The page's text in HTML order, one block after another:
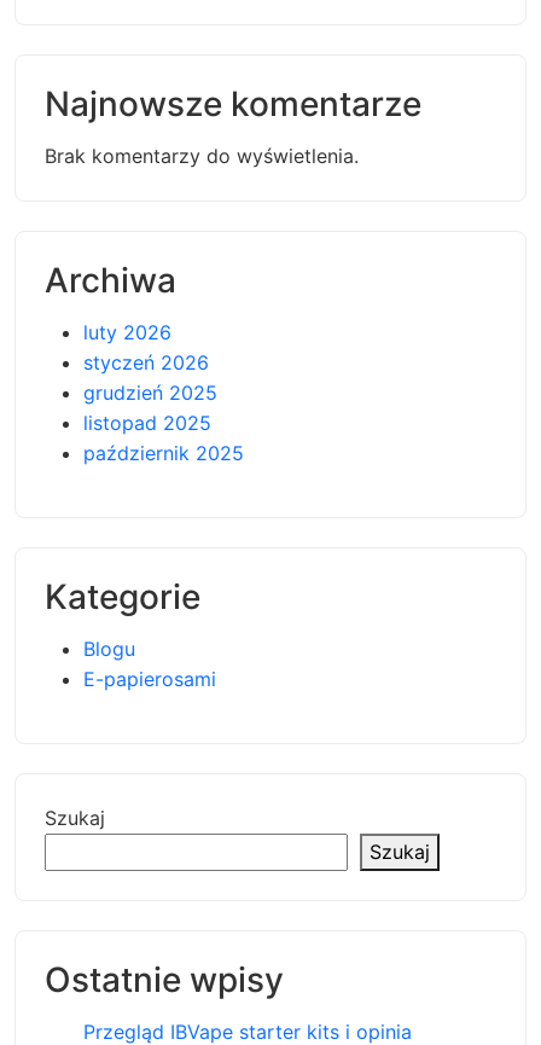
Najnowsze komentarze
Brak komentarzy do wyświetlenia.
Archiwa
luty 2026
styczeń 2026
grudzień 2025
listopad 2025
październik 2025
Kategorie
Blogu
E-papierosami
Szukaj
Szukaj
Ostatnie wpisy
Przegląd IBVape starter kits i opinia